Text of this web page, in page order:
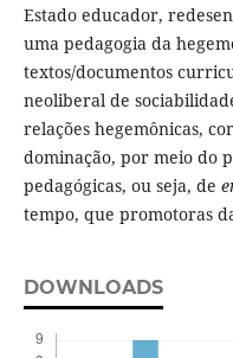
Estado educador,
uma pedagogia da
textos/documentos
neoliberal de
relações hegemônicas,
dominação, por meio do
pedagógicas, ou seja, de
tempo, que promotoras
DOWNLOADS